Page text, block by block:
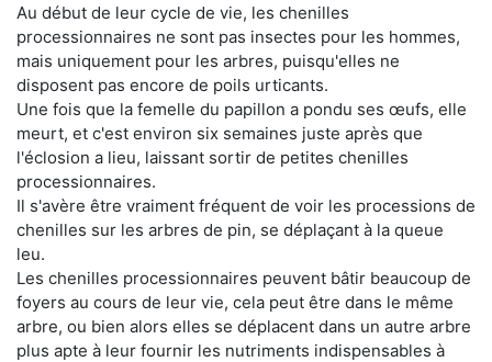
Au début de leur cycle de vie, les chenilles
processionnaires ne sont pas insectes pour les hommes,
mais uniquement pour les arbres, puisqu'elles ne
disposent pas encore de poils urticants.
Une fois que la femelle du papillon a pondu ses œufs, elle
meurt, et c'est environ six semaines juste après que
l'éclosion a lieu, laissant sortir de petites chenilles
processionnaires.
Il s'avère être vraiment fréquent de voir les processions de
chenilles sur les arbres de pin, se déplaçant à la queue
leu.
Les chenilles processionnaires peuvent bâtir beaucoup de
foyers au cours de leur vie, cela peut être dans le même
arbre, ou bien alors elles se déplacent dans un autre arbre
plus apte à leur fournir les nutriments indispensables à